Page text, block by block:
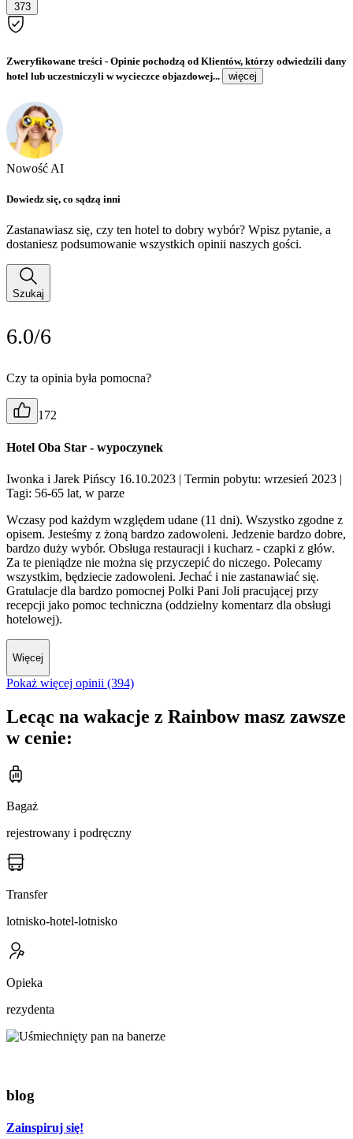
373
Zweryfikowane treści - Opinie pochodzą od Klientów, którzy odwiedzili dany
hotel lub uczestniczyli w wycieczce objazdowej...
więcej
Nowość AI
Dowiedz się, co sądzą inni
Zastanawiasz się, czy ten hotel to dobry wybór? Wpisz pytanie, a
dostaniesz podsumowanie wszystkich opinii naszych gości.
Szukaj
6.0/6
Czy ta opinia była pomocna?
172
Hotel Oba Star - wypoczynek
Iwonka i Jarek Pińscy 16.10.2023 | Termin pobytu: wrzesień 2023 |
Tagi: 56-65 lat, w parze
Wczasy pod każdym względem udane (11 dni). Wszystko zgodne z
opisem. Jesteśmy z żoną bardzo zadowoleni. Jedzenie bardzo dobre,
bardzo duży wybór. Obsługa restauracji i kucharz - czapki z głów.
Za te pieniądze nie można się przyczepić do niczego. Polecamy
wszystkim, będziecie zadowoleni. Jechać i nie zastanawiać się.
Gratulacje dla bardzo pomocnej Polki Pani Joli pracującej przy
recepcji jako pomoc techniczna (oddzielny komentarz dla obsługi
hotelowej).
Więcej
Pokaż więcej opinii (394)
Lecąc na wakacje z Rainbow masz zawsze
w cenie:
Bagaż
rejestrowany i podręczny
Transfer
lotnisko-hotel-lotnisko
Opieka
rezydenta
blog
Zainspiruj się!